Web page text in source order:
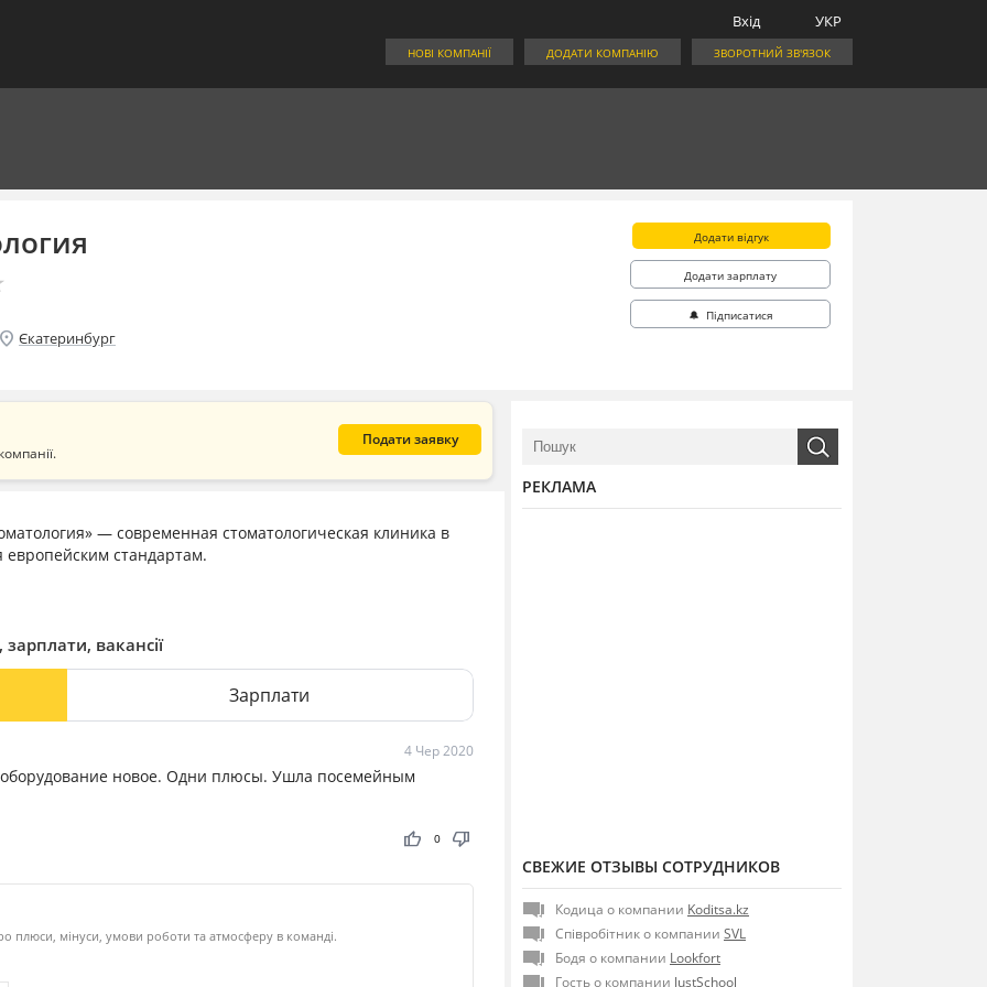
УКР
Вхід
ЗВОРОТНИЙ ЗВ'ЯЗОК
ДОДАТИ КОМПАНІЮ
НОВІ КОМПАНІЇ
location_on Єкатеринбург
Додати відгук
Додати зарплату
🔔 Підписатися
Подати заявку
— современная стоматологическая клиника в
европейским стандартам.
вакансії
Зарплати
4 Чер 2020
новое. Одни плюсы. Ушла посемейным
thumb_up thumb_down
0
плюси, мінуси, умови роботи та атмосферу в команді.
РЕКЛАМА
СВЕЖИЕ ОТЗЫВЫ СОТРУДНИКОВ
Кодица о компании Koditsa.kz
Співробітник о компании SVL
Бодя о компании Lookfort
Гость о компании JustSchool